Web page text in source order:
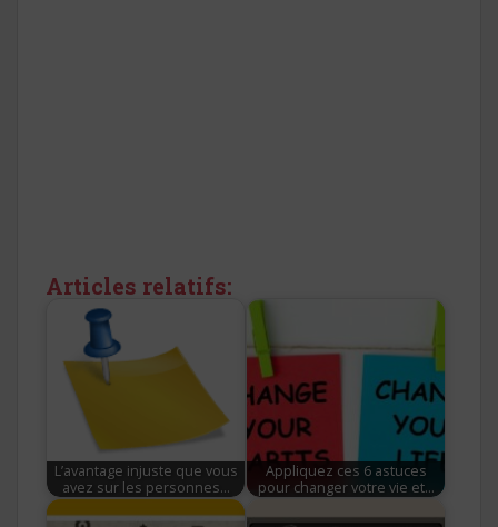
Articles relatifs:
L’avantage injuste que vous
avez sur les personnes…
Appliquez ces 6 astuces
pour changer votre vie et…